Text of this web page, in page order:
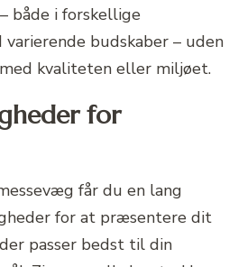
både i forskellige
budskaber – uden
kvaliteten eller miljøet.
for
får du en lang
for at præsentere dit
passer bedst til din